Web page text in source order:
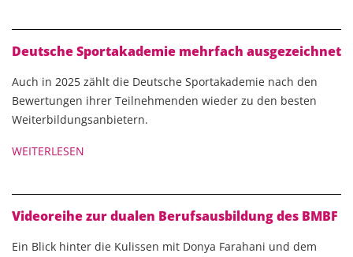
Deutsche Sportakademie mehrfach ausgezeichnet
Auch in 2025 zählt die Deutsche Sportakademie nach den
Bewertungen ihrer Teilnehmenden wieder zu den besten
Weiterbildungsanbietern.
WEITERLESEN
Videoreihe zur dualen Berufsausbildung des BMBF
Ein Blick hinter die Kulissen mit Donya Farahani und dem